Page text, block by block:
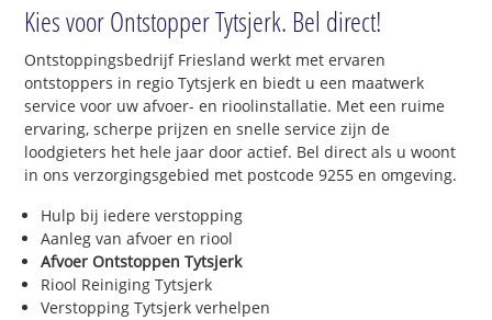
Kies voor Ontstopper Tytsjerk. Bel direct!
Ontstoppingsbedrijf Friesland werkt met ervaren
ontstoppers in regio Tytsjerk en biedt u een maatwerk
service voor uw afvoer- en rioolinstallatie. Met een ruime
ervaring, scherpe prijzen en snelle service zijn de
loodgieters het hele jaar door actief. Bel direct als u woont
in ons verzorgingsgebied met postcode 9255 en omgeving.
Hulp bij iedere verstopping
Aanleg van afvoer en riool
Afvoer Ontstoppen Tytsjerk
Riool Reiniging Tytsjerk
Verstopping Tytsjerk verhelpen